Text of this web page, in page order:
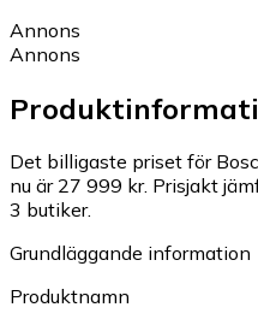
Annons
Annons
Det billigaste priset för
nu är 27 999 kr. Prisjakt
3 butiker.
Grundläggande information
Produktnamn